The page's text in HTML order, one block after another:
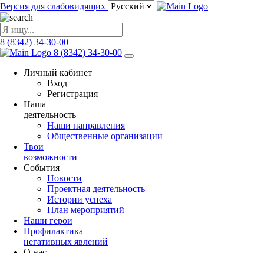
Версия для слабовидящих
8 (8342) 34-30-00
8 (8342) 34-30-00
Личный кабинет
Вход
Регистрация
Наша
деятельность
Наши направления
Общественные организации
Твои
возможности
События
Новости
Проектная деятельность
Истории успеха
План мероприятий
Наши герои
Профилактика
негативных явлений